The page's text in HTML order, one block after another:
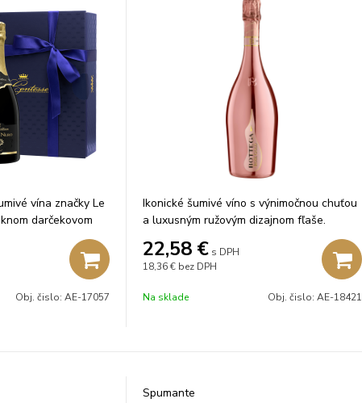
vína značky Le
darčekovom
Obj. čislo: AE-17057
Ikonické šumivé víno s výnimočnou chuťou
a luxusným ružovým dizajnom fľaše.
22,58 € s DPH
18,36 € bez DPH
Na sklade Obj. čislo: AE-18421
Spumante